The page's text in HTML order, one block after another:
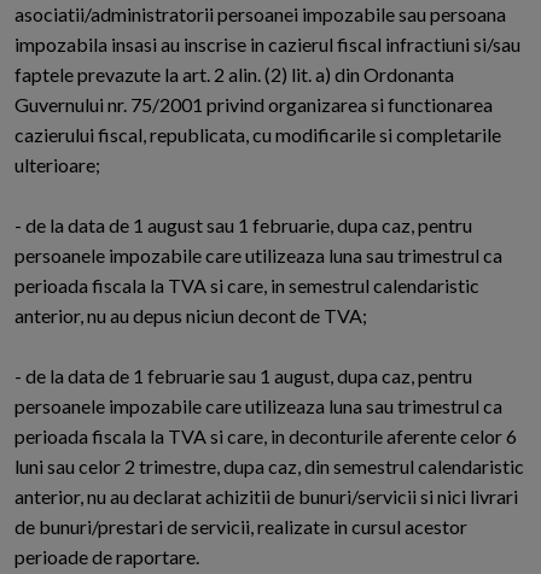
asociatii/administratorii persoanei impozabile sau persoana
impozabila insasi au inscrise in cazierul fiscal infractiuni si/sau
faptele prevazute la art. 2 alin. (2) lit. a) din Ordonanta
Guvernului nr. 75/2001 privind organizarea si functionarea
cazierului fiscal, republicata, cu modificarile si completarile
ulterioare;
- de la data de 1 august sau 1 februarie, dupa caz, pentru
persoanele impozabile care utilizeaza luna sau trimestrul ca
perioada fiscala la TVA si care, in semestrul calendaristic
anterior, nu au depus niciun decont de TVA;
- de la data de 1 februarie sau 1 august, dupa caz, pentru
persoanele impozabile care utilizeaza luna sau trimestrul ca
perioada fiscala la TVA si care, in deconturile aferente celor 6
luni sau celor 2 trimestre, dupa caz, din semestrul calendaristic
anterior, nu au declarat achizitii de bunuri/servicii si nici livrari
de bunuri/prestari de servicii, realizate in cursul acestor
perioade de raportare.